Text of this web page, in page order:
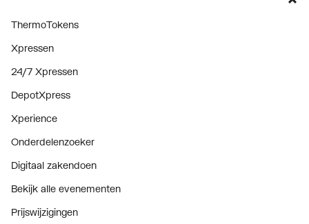
ThermoTokens
Xpressen
24/7 Xpressen
DepotXpress
Xperience
Onderdelenzoeker
Digitaal zakendoen
Bekijk alle evenementen
Prijswijzigingen